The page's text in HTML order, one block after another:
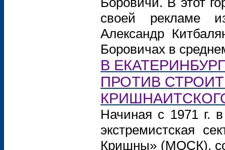
своей рекламе
Александр
Боровичах в
В
ПРОТИВ
Начиная с 1971 г.
экстремистская
Кришны» (МОСК),